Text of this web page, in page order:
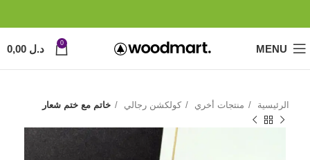
MENU
0 د.ل
الرئيسية منتجات أخري كولكشن رجالي خاتم مع ختم شعار